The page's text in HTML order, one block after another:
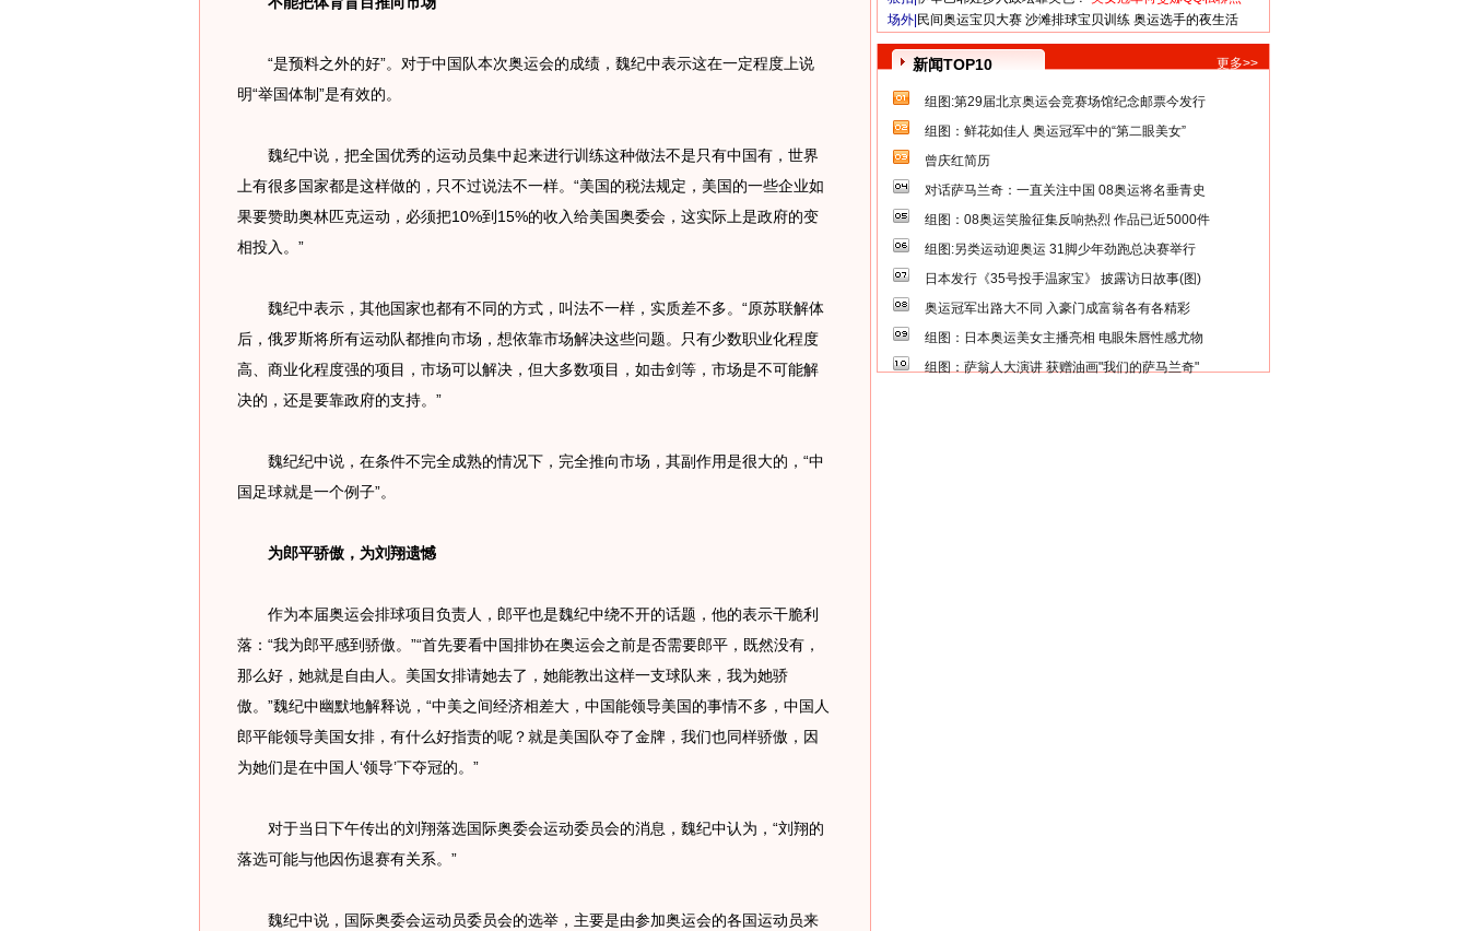
“是预料之外的好”。对于中国队本次奥运会的成绩，魏纪中表示这在一定程度上说
明“举国体制”是有效的。
魏纪中说，把全国优秀的运动员集中起来进行训练这种做法不是只有中国有，世界
上有很多国家都是这样做的，只不过说法不一样。“美国的税法规定，美国的一些企业如
果要赞助奥林匹克运动，必须把10%到15%的收入给美国奥委会，这实际上是政府的变
相投入。”
魏纪中表示，其他国家也都有不同的方式，叫法不一样，实质差不多。“原苏联解体
后，俄罗斯将所有运动队都推向市场，想依靠市场解决这些问题。只有少数职业化程度
高、商业化程度强的项目，市场可以解决，但大多数项目，如击剑等，市场是不可能解
决的，还是要靠政府的支持。”
魏纪纪中说，在条件不完全成熟的情况下，完全推向市场，其副作用是很大的，“中
国足球就是一个例子”。
为郎平骄傲，为刘翔遗憾
作为本届奥运会排球项目负责人，郎平也是魏纪中绕不开的话题，他的表示干脆利
落：“我为郎平感到骄傲。”“首先要看中国排协在奥运会之前是否需要郎平，既然没有，
那么好，她就是自由人。美国女排请她去了，她能教出这样一支球队来，我为她骄
傲。”魏纪中幽默地解释说，“中美之间经济相差大，中国能领导美国的事情不多，中国人
郎平能领导美国女排，有什么好指责的呢？就是美国队夺了金牌，我们也同样骄傲，因
为她们是在中国人‘领导’下夺冠的。”
对于当日下午传出的刘翔落选国际奥委会运动委员会的消息，魏纪中认为，“刘翔的
落选可能与他因伤退赛有关系。”
魏纪中说，国际奥委会运动员委员会的选举，主要是由参加奥运会的各国运动员来
场外| 民间奥运宝贝大赛 沙滩排球宝贝训练 奥运选手的夜生活
新闻TOP10 更多>>
组图:第29届北京奥运会竞赛场馆纪念邮票今发行
组图：鲜花如佳人 奥运冠军中的“第二眼美女”
曾庆红简历
对话萨马兰奇：一直关注中国 08奥运将名垂青史
组图：08奥运笑脸征集反响热烈 作品已近5000件
组图:另类运动迎奥运 31脚少年劲跑总决赛举行
日本发行《35号投手温家宝》 披露访日故事(图)
奥运冠军出路大不同 入豪门成富翁各有各精彩
组图：日本奥运美女主播亮相 电眼朱唇性感尤物
组图：萨翁人大演讲 获赠油画"我们的萨马兰奇"